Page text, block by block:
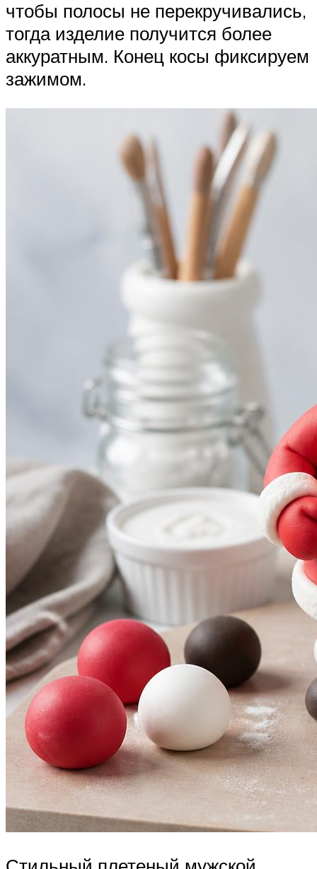
чтобы полосы не перекручивались,
тогда изделие получится более
аккуратным. Конец косы фиксируем
зажимом.